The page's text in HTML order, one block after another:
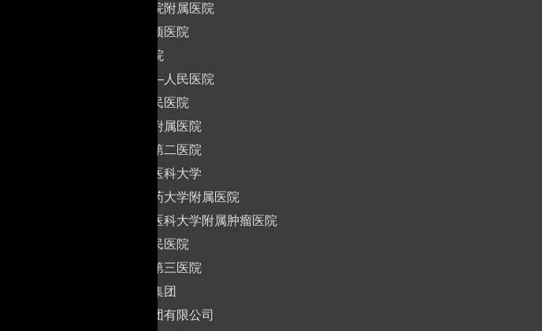
济宁医学院附属医院
烟台毓磺顶医院
滨州医学院
济宁市第—人民医院
临沂市人民医院
青岛大学附属医院
山东大学第二医院
山东第一医科大学
山东中医药大学附属医院
山东第—医科大学附属肿瘤医院
寿光市人民医院
山东省立第三医院
山东健康集团
新华锦集团有限公司